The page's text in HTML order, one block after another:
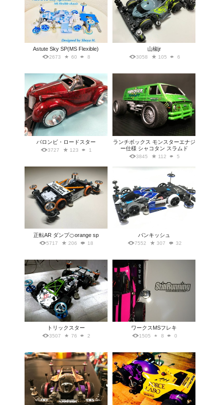
Astute Sky SP(MS Flexible)
2673 60 8
山椒jr
3058 105 6
バロンビ・ロードスター
3727 123 1
ランチボックス モンスターエナジ
ー仕様 シャコタン スラムド
3845 112 5
正転AR ダンプ🍊orange sp
5717 206 18
バンキッシュ
7552 307 32
トリックスター
3507 76 2
ワークスMSフレキ
1505 8 0